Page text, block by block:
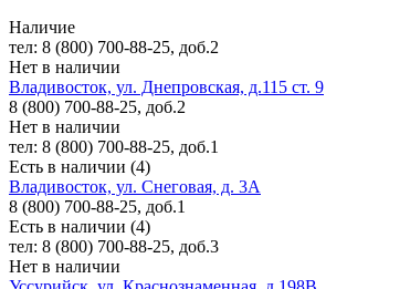
Наличие
тел: 8 (800) 700-88-25, доб.2
Нет в наличии
Владивосток, ул. Днепровская, д.115 ст. 9
8 (800) 700-88-25, доб.2
Нет в наличии
тел: 8 (800) 700-88-25, доб.1
Есть в наличии (4)
Владивосток, ул. Снеговая, д. 3А
8 (800) 700-88-25, доб.1
Есть в наличии (4)
тел: 8 (800) 700-88-25, доб.3
Нет в наличии